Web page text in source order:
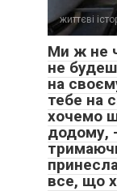
життєві
Ми ж не
не
на
тебе на
хочемо
додому,
все, що